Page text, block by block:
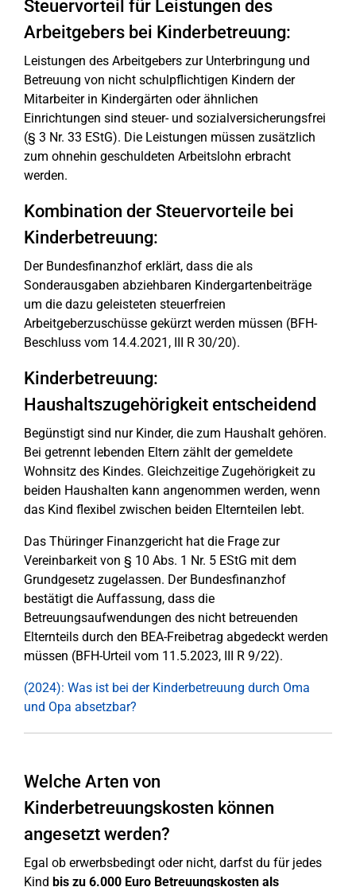
Steuervorteil für Leistungen des
Arbeitgebers bei Kinderbetreuung:
Leistungen des Arbeitgebers zur Unterbringung und
Betreuung von nicht schulpflichtigen Kindern der
Mitarbeiter in Kindergärten oder ähnlichen
Einrichtungen sind steuer- und sozialversicherungsfrei
(§ 3 Nr. 33 EStG). Die Leistungen müssen zusätzlich
zum ohnehin geschuldeten Arbeitslohn erbracht
werden.
Kombination der Steuervorteile bei
Kinderbetreuung:
Der Bundesfinanzhof erklärt, dass die als
Sonderausgaben abziehbaren Kindergartenbeiträge
um die dazu geleisteten steuerfreien
Arbeitgeberzuschüsse gekürzt werden müssen (BFH-
Beschluss vom 14.4.2021, III R 30/20).
Kinderbetreuung:
Haushaltszugehörigkeit entscheidend
Begünstigt sind nur Kinder, die zum Haushalt gehören.
Bei getrennt lebenden Eltern zählt der gemeldete
Wohnsitz des Kindes. Gleichzeitige Zugehörigkeit zu
beiden Haushalten kann angenommen werden, wenn
das Kind flexibel zwischen beiden Elternteilen lebt.
Das Thüringer Finanzgericht hat die Frage zur
Vereinbarkeit von § 10 Abs. 1 Nr. 5 EStG mit dem
Grundgesetz zugelassen. Der Bundesfinanzhof
bestätigt die Auffassung, dass die
Betreuungsaufwendungen des nicht betreuenden
Elternteils durch den BEA-Freibetrag abgedeckt werden
müssen (BFH-Urteil vom 11.5.2023, III R 9/22).
(2024): Was ist bei der Kinderbetreuung durch Oma
und Opa absetzbar?
Welche Arten von
Kinderbetreuungskosten können
angesetzt werden?
Egal ob erwerbsbedingt oder nicht, darfst du für jedes
Kind bis zu 6.000 Euro Betreuungskosten als